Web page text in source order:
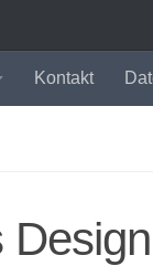
Kontakt
Design